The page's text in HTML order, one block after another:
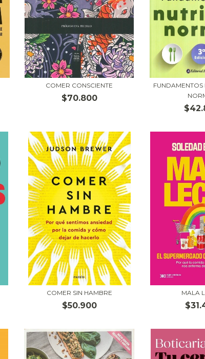
COMER CONSCIENTE
$70.800
FUNDAMENTOS
COMER SIN HAMBRE
$50.900
MALA